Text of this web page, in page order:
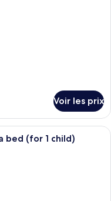
Voir les prix
d’hôtel avec deux lits,
bed (for 1 child)